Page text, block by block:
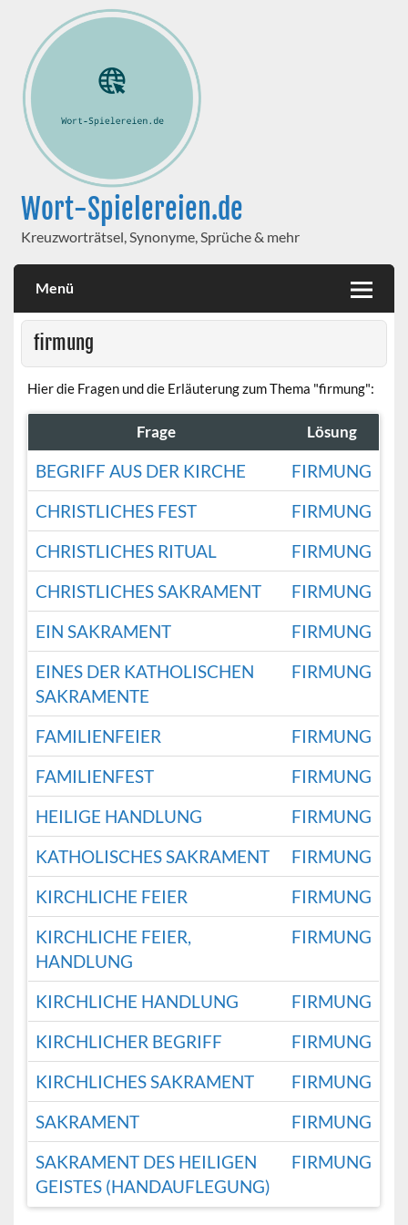
Wort-Spielereien.de
Kreuzworträtsel, Synonyme, Sprüche & mehr
Menü
firmung
Hier die Fragen und die Erläuterung zum Thema "firmung":
Frage Lösung
BEGRIFF AUS DER KIRCHE
FIRMUNG
CHRISTLICHES FEST
FIRMUNG
CHRISTLICHES RITUAL
FIRMUNG
CHRISTLICHES SAKRAMENT
FIRMUNG
EIN SAKRAMENT
FIRMUNG
EINES DER KATHOLISCHEN
SAKRAMENTE
FIRMUNG
FAMILIENFEIER
FIRMUNG
FAMILIENFEST
FIRMUNG
HEILIGE HANDLUNG
FIRMUNG
KATHOLISCHES SAKRAMENT
FIRMUNG
KIRCHLICHE FEIER
FIRMUNG
KIRCHLICHE FEIER,
HANDLUNG
FIRMUNG
KIRCHLICHE HANDLUNG
FIRMUNG
KIRCHLICHER BEGRIFF
FIRMUNG
KIRCHLICHES SAKRAMENT
FIRMUNG
SAKRAMENT
FIRMUNG
SAKRAMENT DES HEILIGEN
GEISTES (HANDAUFLEGUNG)
FIRMUNG